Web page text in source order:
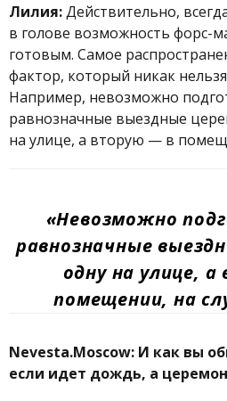
Лилия:Действительно,
в голове возможность форс-
готовым. Самое
фактор, который никак
Например, невозможно
равнозначные выездные
на улице, а вторую — в
«Невозможно
равнозначные
одну на улице,
помещении, на
Nevesta.Moscow: И как вы
если идет дождь, а